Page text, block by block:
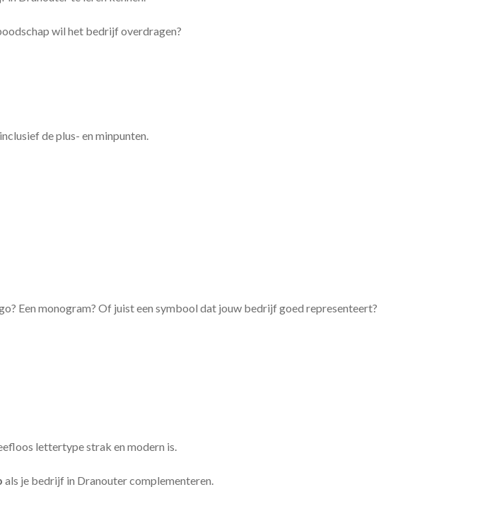
wil het bedrijf overdragen?
de plus- en minpunten.
Een monogram? Of juist een symbool dat jouw bedrijf goed representeert?
lettertype strak en modern is.
als je bedrijf in Dranouter complementeren.